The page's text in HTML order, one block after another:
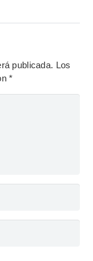
publicada. Los
*